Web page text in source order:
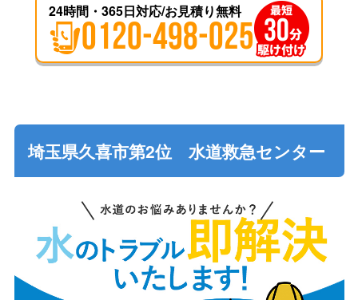
24時間・365日対応/お見積り無料
0120-498-025
埼玉県久喜市第2位 水道救急センター